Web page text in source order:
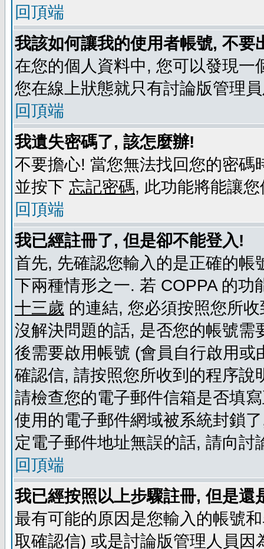
回頂端
我該如何讓我的使用者帳號, 不
在您的個人資料中, 您可以發現一
您在線上狀態就只有討論版管理
回頂端
我遺失密碼了, 該怎麼辦!
不要擔心! 當您無法找回您的密
並按下 忘記密碼, 此功能將能讓
回頂端
我已經註冊了, 但是卻不能登入!
首先, 先確認您輸入的是正確的
下兩種情形之一. 若 COPPA 的
十三歲 的連結, 您必須按照您所
沒解決問題的話, 是否您的帳號
後需要啟用帳號 (會員自行啟用
確認信, 請按照您所收到的程序
請檢查您的電子郵件信箱是否填
使用的電子郵件網域被系統封鎖
定電子郵件地址無誤的話, 請向
回頂端
我已經按照以上步驟註冊, 但是還
最有可能的原因是您輸入的帳號
取確認信) 或是討論版管理人員